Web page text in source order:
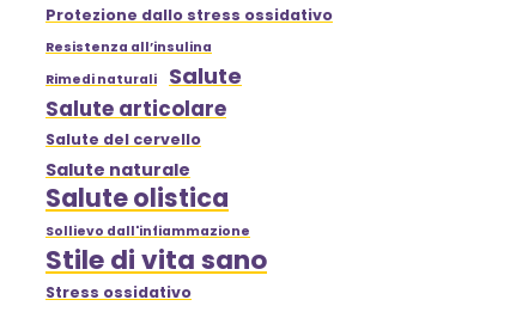
Protezione dallo stress ossidativo
Resistenza all’insulina
Rimedi naturali
Salute
Salute articolare
Salute del cervello
Salute naturale
Salute olistica
Sollievo dall'infiammazione
Stile di vita sano
Stress ossidativo